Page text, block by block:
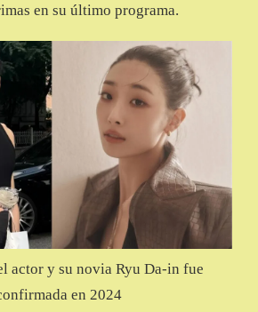
en su último programa.
actor y su novia Ryu Da-in fue
en 2024